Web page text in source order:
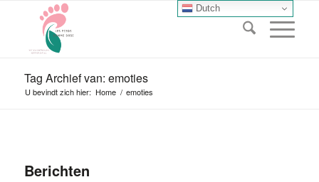
Tag Archief van: emoties
U bevindt zich hier: Home / emoties
Berichten
Dutch